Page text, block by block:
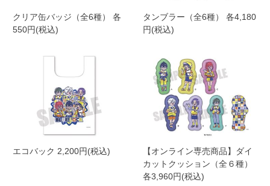
クリア缶バッジ（全6種） 各
550円(税込)
タンブラー（全6種） 各4,180
円(税込)
エコバック 2,200円(税込)
【オンライン専売商品】ダイ
カットクッション（全６種）
各3,960円(税込)